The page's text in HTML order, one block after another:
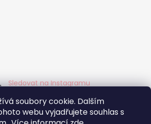
soubory cookie. Dalším
webu vyjadřujete souhlas s
Sledovat na Instagramu